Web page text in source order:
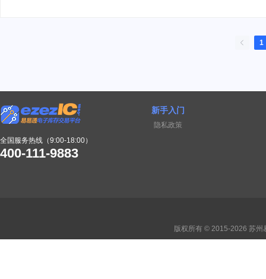
1
全国服务热线（9:00-18:00）
400-111-9883
新手入门
隐私政策
版权所有 © 2015-2026 苏州